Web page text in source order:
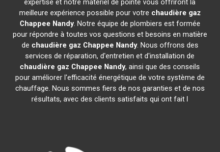
expertise et notre matériel de pointe vous offriront la
meilleure expérience possible pour votre chaudière gaz
Chappee Nandy. Notre équipe de plombiers est formée
pour répondre à toutes vos questions et besoins en matière
de chaudière gaz Chappee Nandy. Nous offrons des
services de réparation, d'entretien et d'installation de
chaudière gaz Chappee Nandy, ainsi que des conseils
pour améliorer l'efficacité énergétique de votre système de
chauffage. Nous sommes fiers de nos garanties et de nos
résultats, avec des clients satisfaits qui ont fait l